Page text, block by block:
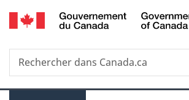
Passer
au
principal
Passer
à
version
simplifiée
Recherche
Rechercher
dans